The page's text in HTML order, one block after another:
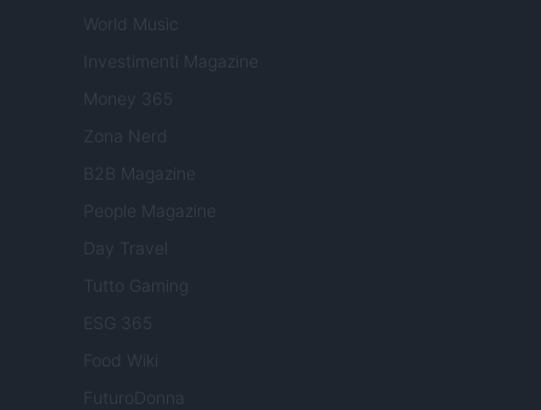
World Music
Investimenti Magazine
Money 365
Zona Nerd
B2B Magazine
People Magazine
Day Travel
Tutto Gaming
ESG 365
Food Wiki
FuturoDonna